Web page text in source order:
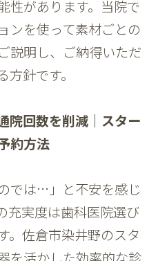
性があります。当院で
ンを使って素材ごとの
説明し、ご納得いただ
針です。
院回数を削減｜スター
約方法
では…」と不安を感じ
充実度は歯科医院選び
。佐倉市染井野のスタ